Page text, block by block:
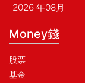
2026 年08月
Money錢
股票
基金